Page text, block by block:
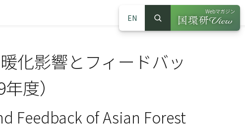
EN
サイト内検索
検索
Webマガジン
（別ウインドウ
化影響とフィードバッ
度）
Feedback of Asian Forest